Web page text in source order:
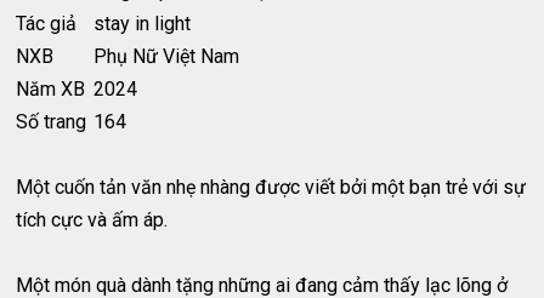
Tác giả
stay in light
NXB
Phụ Nữ Việt Nam
Năm XB 2024
Số trang 164
Một cuốn tản văn nhẹ nhàng được viết bởi một bạn trẻ với sự
tích cực và ấm áp.
Một món quà dành tặng những ai đang cảm thấy lạc lõng ở